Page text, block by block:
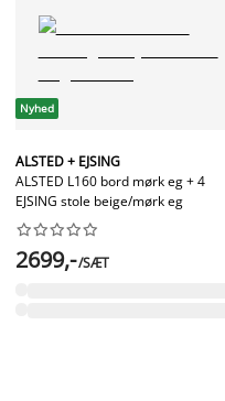
Nyhed
ALSTED + EJSING
ALSTED L160 bord mørk eg + 4
EJSING stole beige/mørk eg






2699,-/SÆT